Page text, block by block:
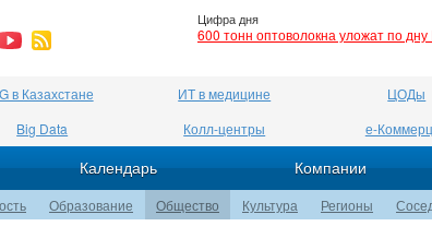
Цифра дня
600 тонн оптоволокна уложат по
в Казахстане ИТ в медицине ЦОДы
Big Data Колл-центры е-
Календарь Компании
Образование Общество Культура Регионы